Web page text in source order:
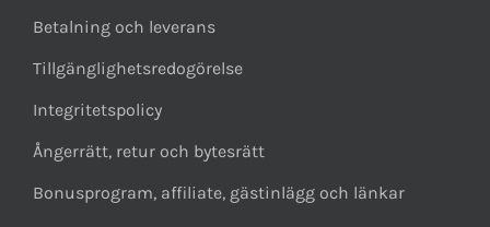
Betalning och leverans
Tillgänglighetsredogörelse
Integritetspolicy
Ångerrätt, retur och bytesrätt
Bonusprogram, affiliate, gästinlägg och länkar